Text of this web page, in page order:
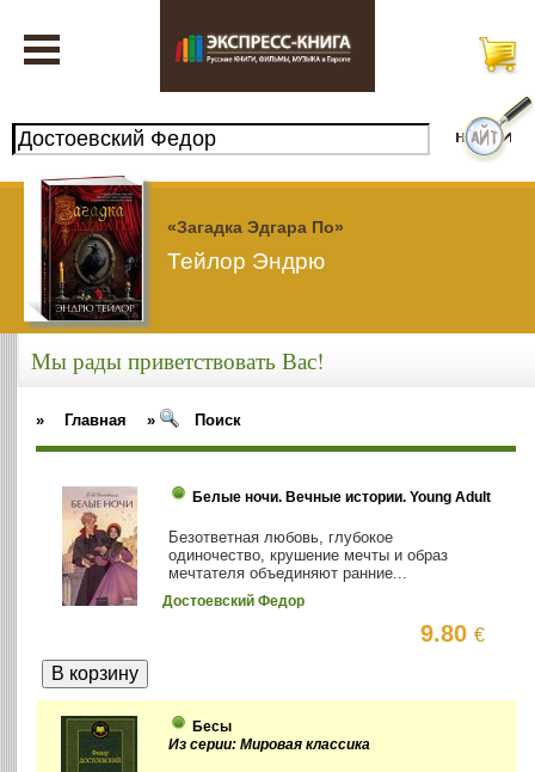
«Загадка Эдгара По»
Тейлор Эндрю
Мы рады приветствовать Вас!
» Главная » Поиск
Белые ночи. Вечные истории. Young Adult
Безответная любовь, глубокое
одиночество, крушение мечты и образ
мечтателя объединяют ранние...
Достоевский Федор
9.80€
Бесы
Из серии: Мировая классика